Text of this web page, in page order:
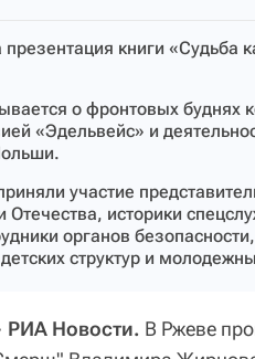
книги «Судьба
о фронтовых буднях
«Эдельвейс» и
участие
Отечества, историки
органов
структур и
Новости. В Ржеве